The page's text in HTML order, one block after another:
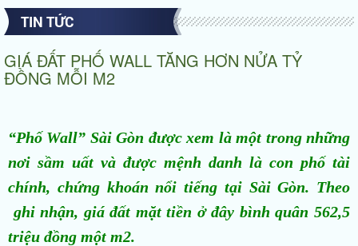
TIN TỨC
GIÁ ĐẤT PHỐ WALL TĂNG HƠN NỬA TỶ
ĐỒNG MỖI M2
“Phố Wall” Sài Gòn được xem là một trong những
nơi sầm uất và được mệnh danh là con phố tài
chính, chứng khoán nổi tiếng tại Sài Gòn. Theo
ghi nhận, giá đất mặt tiền ở đây bình quân 562,5
triệu đồng một m2.